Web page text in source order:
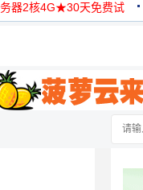
器2核4G★30天免费试
广告，理性选择